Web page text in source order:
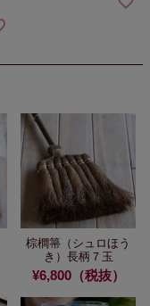
棕櫚箒（シュロほう
き）長柄７玉
¥6,800（税抜）